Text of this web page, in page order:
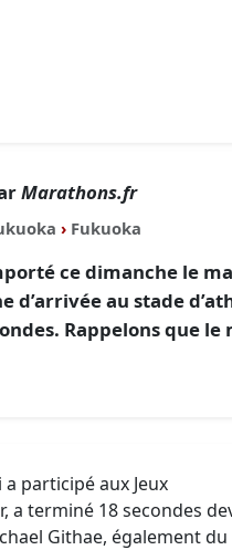
Marathons.fr
› Fukuoka
ce dimanche le
d’arrivée au stade
Rappelons que
participé aux Jeux
a terminé 18 secondes
Githae, également